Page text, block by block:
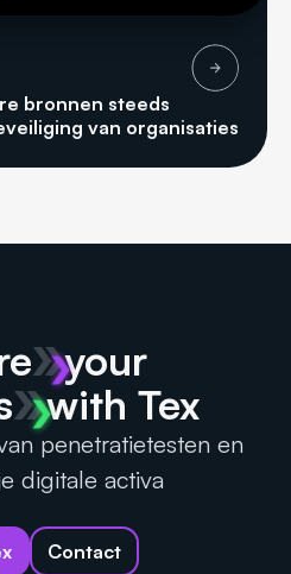
bronnen steeds
van organisaties
your
with Tex
penetratietesten en
digitale activa
Contact